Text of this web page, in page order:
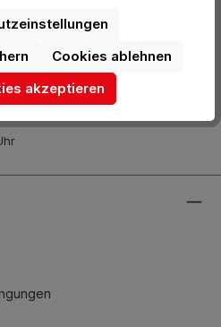
Cookies ablehnen
akzeptieren